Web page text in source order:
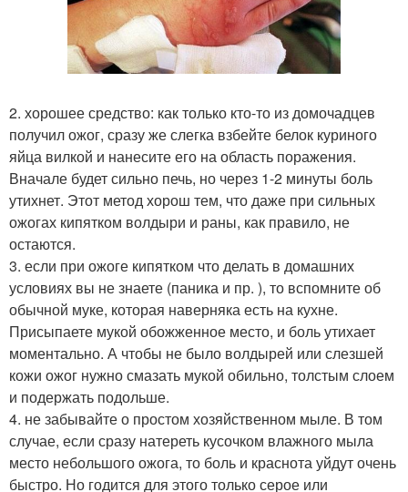
2. хорошее средство: как только кто-то из домочадцев
получил ожог, сразу же слегка взбейте белок куриного
яйца вилкой и нанесите его на область поражения.
Вначале будет сильно печь, но через 1-2 минуты боль
утихнет. Этот метод хорош тем, что даже при сильных
ожогах кипятком волдыри и раны, как правило, не
остаются.
3. если при ожоге кипятком что делать в домашних
условиях вы не знаете (паника и пр. ), то вспомните об
обычной муке, которая наверняка есть на кухне.
Присыпаете мукой обожженное место, и боль утихает
моментально. А чтобы не было волдырей или слезшей
кожи ожог нужно смазать мукой обильно, толстым слоем
и подержать подольше.
4. не забывайте о простом хозяйственном мыле. В том
случае, если сразу натереть кусочком влажного мыла
место небольшого ожога, то боль и краснота уйдут очень
быстро. Но годится для этого только серое или